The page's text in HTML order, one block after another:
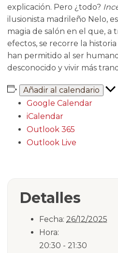
explicación. Pero ¿todo?
ilusionista madrileño Nelo,
magia de salón en el que, a
efectos, se recorre la
han permitido al ser
desconocido y vivir más
Añadir al calendario
Google Calendar
iCalendar
Outlook 365
Outlook Live
Detalles
Fecha: 26/12/2025
Hora:
20:30 - 21:30